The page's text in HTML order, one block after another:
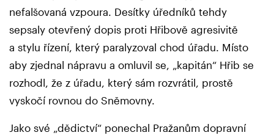
nefalšovaná vzpoura. Desítky úředníků tehdy
sepsaly otevřený dopis proti Hřibově agresivitě
a stylu řízení, který paralyzoval chod úřadu. Místo
aby zjednal nápravu a omluvil se, „kapitán“ Hřib se
rozhodl, že z úřadu, který sám rozvrátil, prostě
vyskočí rovnou do Sněmovny.
Jako své „dědictví“ ponechal Pražanům dopravní